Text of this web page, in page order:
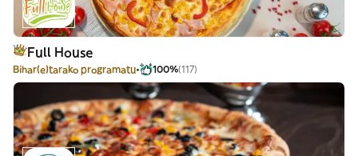
Full House
Bihar(e)tarako programatu 100%(117)